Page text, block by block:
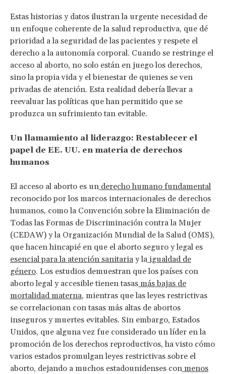
Estas historias y datos ilustran la urgente necesidad de
un enfoque coherente de la salud reproductiva, que dé
prioridad a la seguridad de las pacientes y respete el
derecho a la autonomía corporal. Cuando se restringe el
acceso al aborto, no solo están en juego los derechos,
sino la propia vida y el bienestar de quienes se ven
privadas de atención. Esta realidad debería llevar a
reevaluar las políticas que han permitido que se
produzca un sufrimiento tan evitable.
Un llamamiento al liderazgo: Restablecer el
papel de EE. UU. en materia de derechos
humanos
El acceso al aborto es un derecho humano fundamental
reconocido por los marcos internacionales de derechos
humanos, como la Convención sobre la Eliminación de
Todas las Formas de Discriminación contra la Mujer
(CEDAW) y la Organización Mundial de la Salud (OMS),
que hacen hincapié en que el aborto seguro y legal es
esencial para la atención sanitaria y la igualdad de
género. Los estudios demuestran que los países con
aborto legal y accesible tienen tasas más bajas de
mortalidad materna, mientras que las leyes restrictivas
se correlacionan con tasas más altas de abortos
inseguros y muertes evitables. Sin embargo, Estados
Unidos, que alguna vez fue considerado un líder en la
promoción de los derechos reproductivos, ha visto cómo
varios estados promulgan leyes restrictivas sobre el
aborto, dejando a muchos estadounidenses con menos